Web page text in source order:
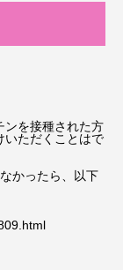
ンを接種された方
いただくことはで
かったら、以下